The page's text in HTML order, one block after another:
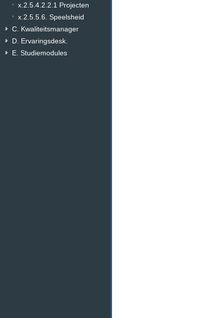
x.2.5.4.2.2.1 Projecten
x.2.5.5.6. Speelsheid
C. Kwaliteitsmanager
D. Ervaringsdesk.
E. Studiemodules